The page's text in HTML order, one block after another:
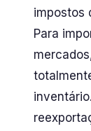
impostos
Para